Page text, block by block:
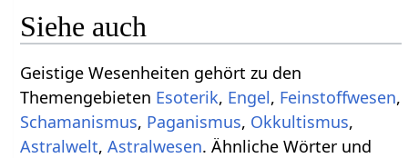
Siehe auch
Geistige Wesenheiten gehört zu den
Themengebieten Esoterik, Engel, Feinstoffwesen,
Schamanismus, Paganismus, Okkultismus,
Astralwelt,Astralwesen. Ähnliche Wörter und